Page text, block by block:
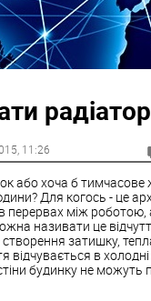
, 11:26
або хоча б
Для когось - це
перервах між роботою,
називати це
затишку,
в холодні
будинку не